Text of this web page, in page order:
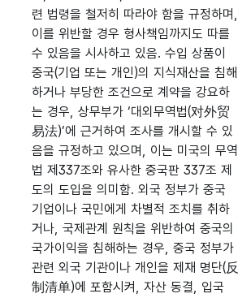
련 법령을 철저히 따라야 함을 규정하며,
이를 위반할 경우 형사책임까지도 따를
수 있음을 시사하고 있음. 수입 상품이
중국(기업 또는 개인)의 지식재산을 침해
하거나 부당한 조건으로 계약을 강요하
는 경우, 상무부가 ‘대외무역법(对外贸
易法)’에 근거하여 조사를 개시할 수 있
음을 규정하고 있으며, 이는 미국의 무역
법 제337조와 유사한 중국판 337조 제
도의 도입을 의미함. 외국 정부가 중국
기업이나 국민에게 차별적 조치를 취하
거나, 국제관계 원칙을 위반하여 중국의
국가이익을 침해하는 경우, 중국 정부가
관련 외국 기관이나 개인을 제재 명단(反
制清单)에 포함시켜, 자산 동결, 입국